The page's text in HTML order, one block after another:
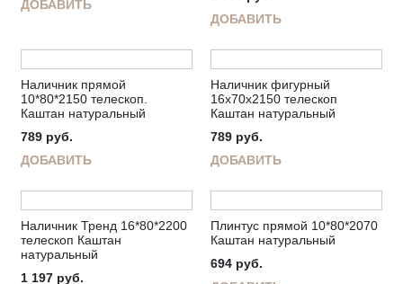
ДОБАВИТЬ
ДОБАВИТЬ
Наличник прямой
10*80*2150 телескоп.
Каштан натуральный
789 руб.
ДОБАВИТЬ
Наличник фигурный
16х70х2150 телескоп
Каштан натуральный
789 руб.
ДОБАВИТЬ
Наличник Тренд 16*80*2200
телескоп Каштан
натуральный
1 197 руб.
Плинтус прямой 10*80*2070
Каштан натуральный
694 руб.